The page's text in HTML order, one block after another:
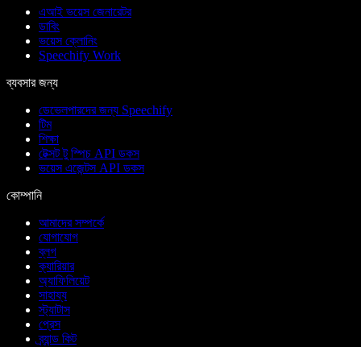
এআই ভয়েস জেনারেটর
ডাবিং
ভয়েস ক্লোনিং
Speechify Work
ব্যবসার জন্য
ডেভেলপারদের জন্য Speechify
টিম
শিক্ষা
টেক্সট টু স্পিচ API ডকস
ভয়েস এজেন্টস API ডকস
কোম্পানি
আমাদের সম্পর্কে
যোগাযোগ
ব্লগ
ক্যারিয়ার
অ্যাফিলিয়েট
সাহায্য
স্ট্যাটাস
প্রেস
ব্র্যান্ড কিট